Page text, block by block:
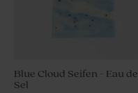
Blue Cloud Seifen - Eau de
Sel